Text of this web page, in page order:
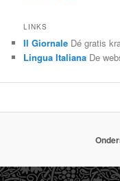
LINKS
Il Giornale Dé gratis
Lingua Italiana De